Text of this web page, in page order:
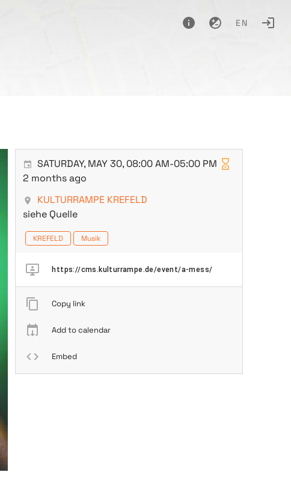
EN
SATURDAY, MAY 30, 08:00 AM-05:00 PM
2 months ago
KULTURRAMPE KREFELD
siehe Quelle
KREFELD Musik
https://cms.kulturrampe.de/event/a-mess/
Copy link
Add to calendar
Embed